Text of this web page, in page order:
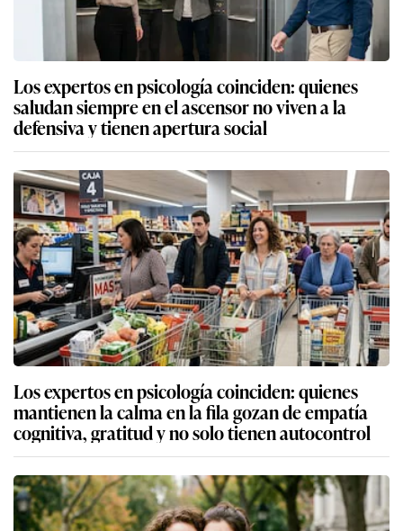
Los expertos en psicología coinciden: quienes
saludan siempre en el ascensor no viven a la
defensiva y tienen apertura social
Los expertos en psicología coinciden: quienes
mantienen la calma en la fila gozan de empatía
cognitiva, gratitud y no solo tienen autocontrol